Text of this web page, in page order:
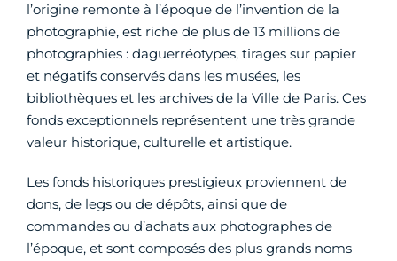
l’origine remonte à l’époque de l’invention de la
photographie, est riche de plus de 13 millions de
photographies : daguerréotypes, tirages sur papier
et négatifs conservés dans les musées, les
bibliothèques et les archives de la Ville de Paris. Ces
fonds exceptionnels représentent une très grande
valeur historique, culturelle et artistique.
Les fonds historiques prestigieux proviennent de
dons, de legs ou de dépôts, ainsi que de
commandes ou d’achats aux photographes de
l’époque, et sont composés des plus grands noms